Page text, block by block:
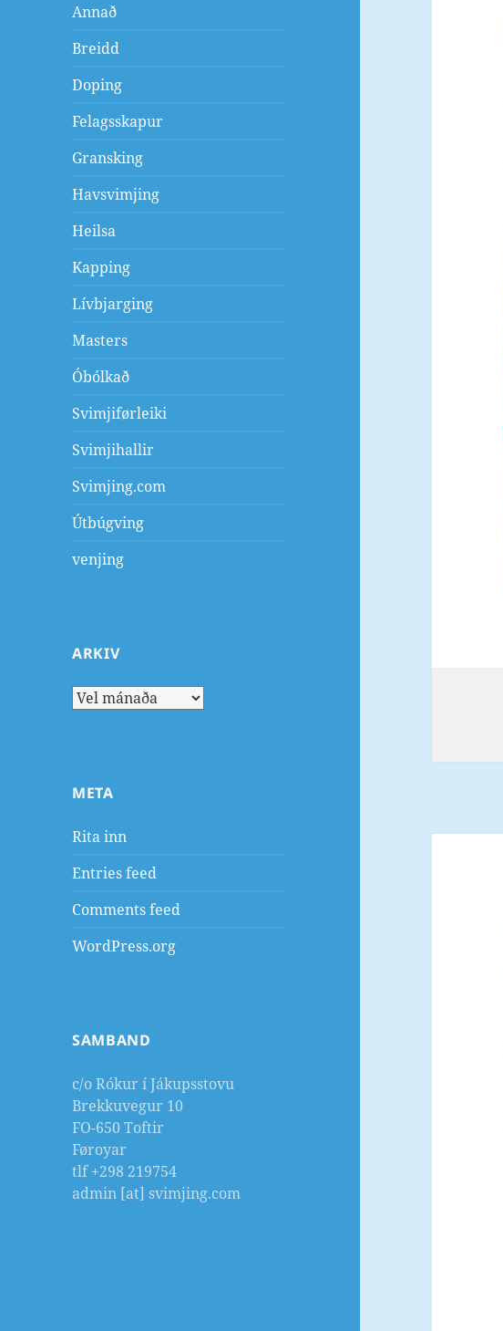
Annað
Breidd
Doping
Felagsskapur
Gransking
Havsvimjing
Heilsa
Kapping
Lívbjarging
Masters
Óbólkað
Svimjiførleiki
Svimjihallir
Svimjing.com
Útbúgving
venjing
ARKIV
Arkiv
META
Rita inn
Entries feed
Comments feed
WordPress.org
SAMBAND
c/o Rókur í Jákupsstovu
Brekkuvegur 10
FO-650 Toftir
Føroyar
tlf +298 219754
admin [at] svimjing.com